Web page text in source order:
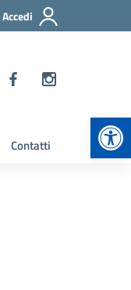
Accedi
Contatti